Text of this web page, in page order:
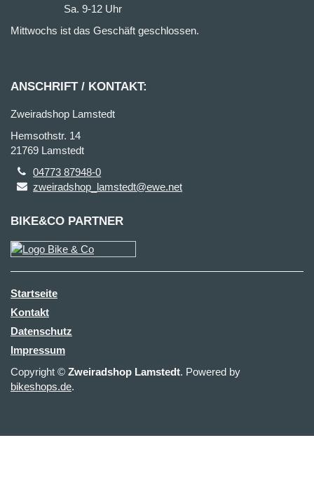
Sa. 9-12 Uhr
Mittwochs ist das Geschäft geschlossen.
ANSCHRIFT / KONTAKT:
Zweiradshop Lamstedt
Hemsothstr. 14
21769 Lamstedt
04773 87948-0
zweiradshop_lamstedt@ewe.net
BIKE&CO PARTNER
Startseite
Kontakt
Datenschutz
Impressum
Copyright © Zweiradshop Lamstedt. Powered by
bikeshops.de.